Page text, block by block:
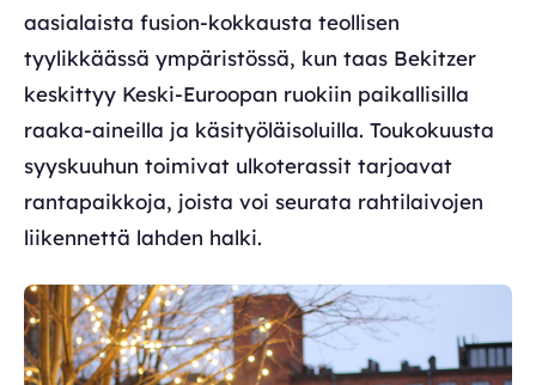
aasialaista fusion-kokkausta teollisen
tyylikkäässä ympäristössä, kun taas Bekitzer
keskittyy Keski-Euroopan ruokiin paikallisilla
raaka-aineilla ja käsityöläisoluilla. Toukokuusta
syyskuuhun toimivat ulkoterassit tarjoavat
rantapaikkoja, joista voi seurata rahtilaivojen
liikennettä lahden halki.